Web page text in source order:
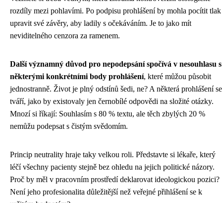
rozdíly mezi pohlavími. Po podpisu prohlášení by mohla pocítit tlak
upravit své závěry, aby ladily s očekáváním. Je to jako mít
neviditelného cenzora za ramenem.
Další významný důvod pro nepodepsání spočívá v nesouhlasu s
některými konkrétními body prohlášení, které můžou působit
jednostranně. Život je plný odstínů šedi, ne? A některá prohlášení se
tváří, jako by existovaly jen černobílé odpovědi na složité otázky.
Mnozí si říkají: Souhlasím s 80 % textu, ale těch zbylých 20 %
nemůžu podepsat s čistým svědomím.
Princip neutrality hraje taky velkou roli. Představte si lékaře, který
léčí všechny pacienty stejně bez ohledu na jejich politické názory.
Proč by měl v pracovním prostředí deklarovat ideologickou pozici?
Není jeho profesionalita důležitější než veřejné přihlášení se k